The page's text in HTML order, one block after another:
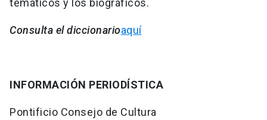
temáticos y los biográficos.
Consulta el diccionarioaquí
INFORMACIÓN PERIODÍSTICA
Pontificio Consejo de Cultura